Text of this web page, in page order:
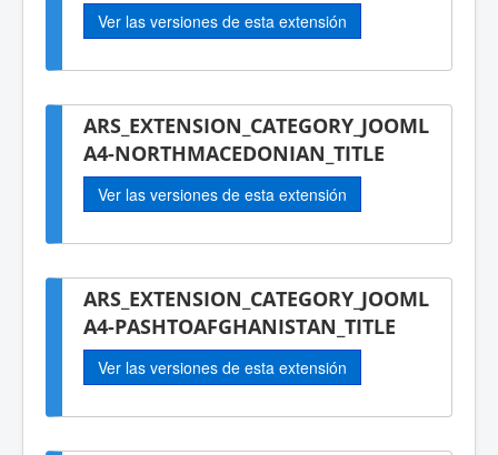
Ver las versiones de esta extensión
ARS_EXTENSION_CATEGORY_JOOML
A4-NORTHMACEDONIAN_TITLE
Ver las versiones de esta extensión
ARS_EXTENSION_CATEGORY_JOOML
A4-PASHTOAFGHANISTAN_TITLE
Ver las versiones de esta extensión